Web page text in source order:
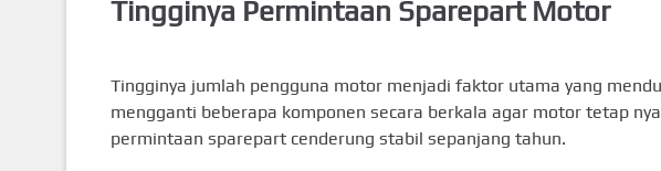
Tingginya Permintaan Sparepart Motor
Tingginya jumlah pengguna motor menjadi faktor utama yang
mengganti beberapa komponen secara berkala agar motor tetap
permintaan sparepart cenderung stabil sepanjang tahun.